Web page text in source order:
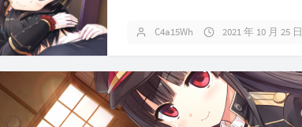
C4a15Wh 2021 年 10 月 25 日